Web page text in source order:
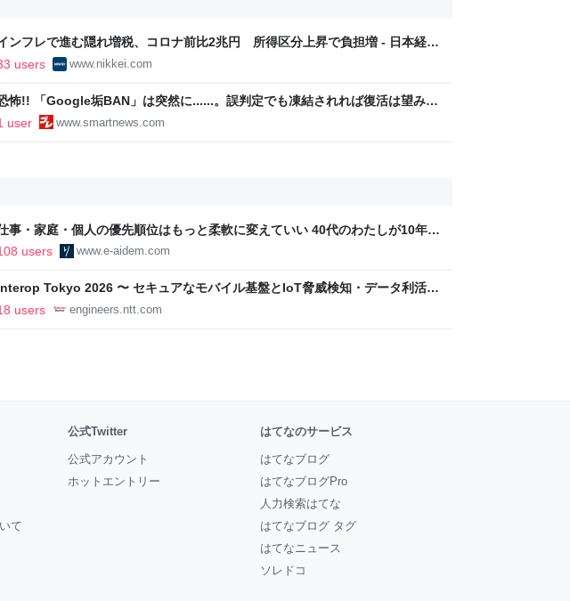
ンフレで進む隠れ増税、コロナ前比2兆円 所得区分上昇で負担増 - 日本経済
聞users www.nikkei.com
怖!! 「Google垢BAN」は突然に......。誤判定でも凍結されれば復活は望み
。全サービス停止＝「社会的な死」のリスクを軽減する対策とは!? (週プレ
user www.smartnews.com
事・家庭・個人の優先順位はもっと柔軟に変えていい 40代のわたしが10年後
自分に伝えたいこと - りっすん by イーアイデム
users www.e-aidem.com
Tokyo 2026 〜 セキュアなモバイル基盤とIoT脅威検知・データ利活用
の取り組み 〜 - NTT docomo Business Engineers' Blog
users engineers.ntt.com
て
公式Twitter
公式アカウント
ホットエントリー
はてなのサービス
はてなブログ
はてなブログPro
人力検索はてな
はてなブログ タグ
はてなニュース
ソレドコ